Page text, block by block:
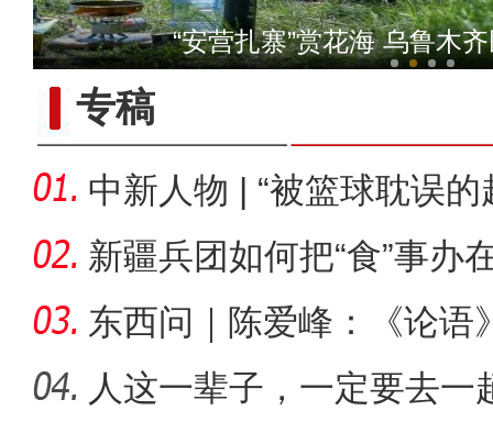
十年·数说 经济
“安营扎寨”赏花海 乌鲁木
专稿
中新人物 | “被篮球耽误
总冠
新疆兵团如何把“食”事办
东西问｜陈爱峰：《论语
疆的课
人这一辈子，一定要去一